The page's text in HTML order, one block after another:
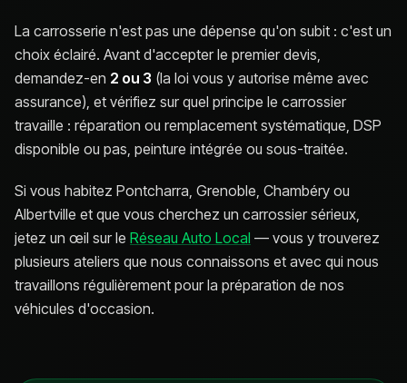
La carrosserie n'est pas une dépense qu'on subit : c'est un
choix éclairé. Avant d'accepter le premier devis,
demandez-en 2 ou 3 (la loi vous y autorise même avec
assurance), et vérifiez sur quel principe le carrossier
travaille : réparation ou remplacement systématique, DSP
disponible ou pas, peinture intégrée ou sous-traitée.
Si vous habitez Pontcharra, Grenoble, Chambéry ou
Albertville et que vous cherchez un carrossier sérieux,
jetez un œil sur le Réseau Auto Local — vous y trouverez
plusieurs ateliers que nous connaissons et avec qui nous
travaillons régulièrement pour la préparation de nos
véhicules d'occasion.